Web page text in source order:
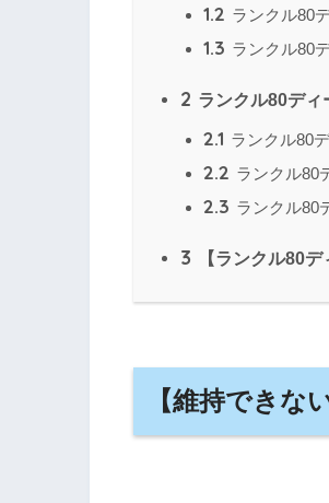
1.2 ランクル80
1.3 ランクル80
2 ランクル80ディ
2.1 ランクル80
2.2 ランクル80
2.3 ランクル80
3 【ランクル80
【維持できな